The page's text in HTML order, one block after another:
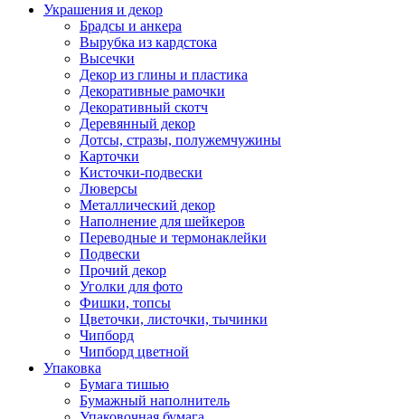
Украшения и декор
Брадсы и анкера
Вырубка из кардстока
Высечки
Декор из глины и пластика
Декоративные рамочки
Декоративный скотч
Деревянный декор
Дотсы, стразы, полужемчужины
Карточки
Кисточки-подвески
Люверсы
Металлический декор
Наполнение для шейкеров
Переводные и термонаклейки
Подвески
Прочий декор
Уголки для фото
Фишки, топсы
Цветочки, листочки, тычинки
Чипборд
Чипборд цветной
Упаковка
Бумага тишью
Бумажный наполнитель